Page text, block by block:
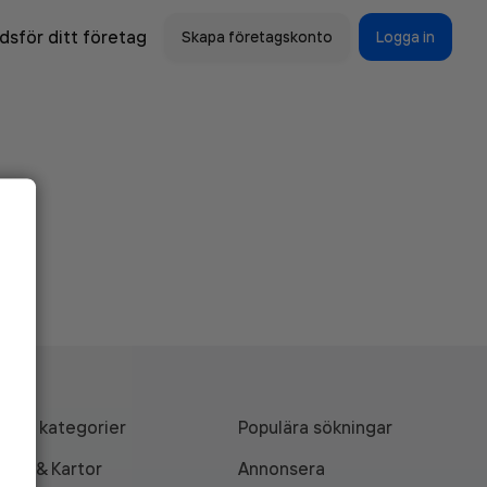
ditt företag Skapa företagskonto Logga in
Alla kategorier
Populära sökningar
API & Kartor
Annonsera